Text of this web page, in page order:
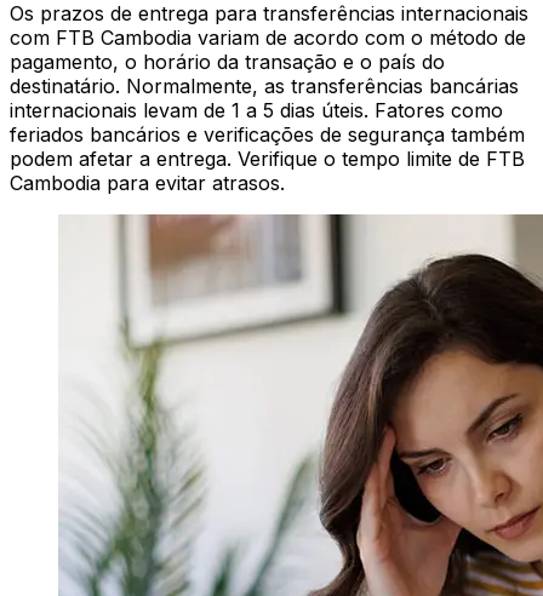
Os prazos de entrega para transferências internacionais
com FTB Cambodia variam de acordo com o método de
pagamento, o horário da transação e o país do
destinatário. Normalmente, as transferências bancárias
internacionais levam de 1 a 5 dias úteis. Fatores como
feriados bancários e verificações de segurança também
podem afetar a entrega. Verifique o tempo limite de FTB
Cambodia para evitar atrasos.